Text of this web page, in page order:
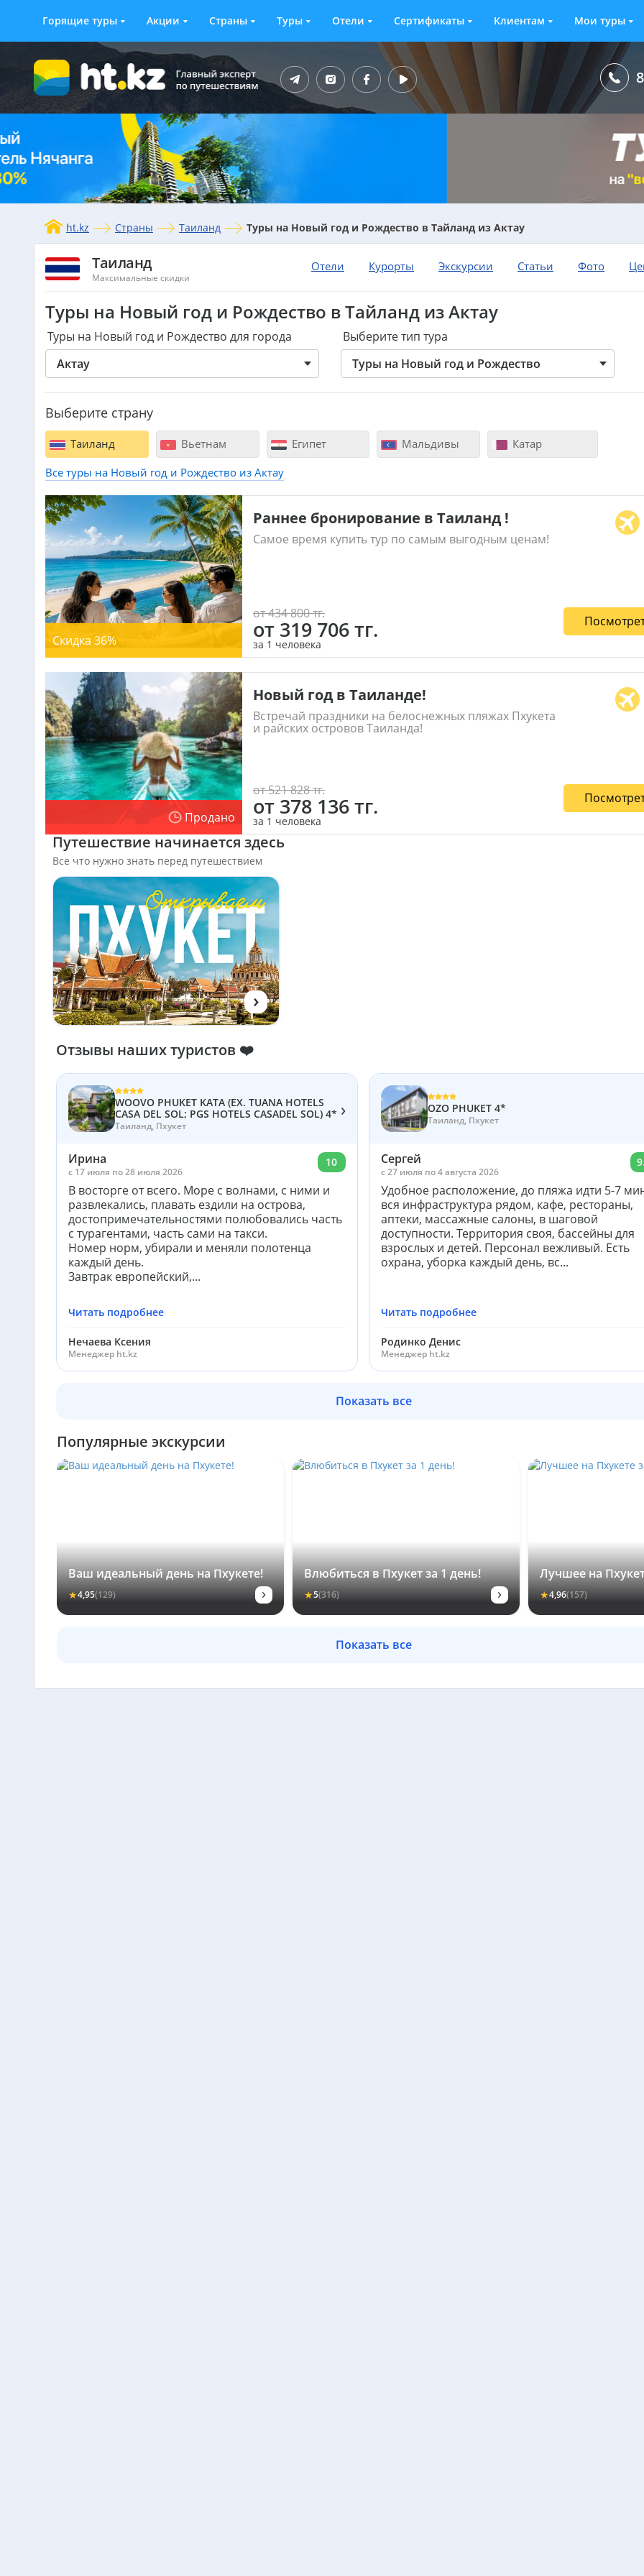
Горящие туры Акции Страны Туры Отели Сертификаты Клиентам Мои туры
ht.kz Страны Таиланд Туры на Новый год и Рождество в Тайланд из Актау
Отели Курорты Экскурсии Статьи Фото
Таиланд
Максимальные скидки
Туры на Новый год и Рождество в Тайланд из Актау
Туры на Новый год и Рождество для города
Актау
Выберите тип тура
Туры на Новый год и Рождество
Выберите страну
Таиланд Вьетнам Египет Мальдивы
Катар
Все туры на Новый год и Рождество из Актау
Скидка 36%
Раннее бронирование в Таиланд !
Самое время купить тур по самым выгодным ценам!
от 434 800 тг.
от 319 706 тг.
за 1 человека
Продано
Новый год в Таиланде!
Встречай праздники на белоснежных пляжах Пхукета
и райских островов Таиланда!
от 521 828 тг.
от 378 136 тг.
за 1 человека
Путешествие начинается здесь
Все что нужно знать перед путешествием
›
Отзывы наших туристов ❤️
WOOVO PHUKET KATA (EX. TUANA HOTELS
CASA DEL SOL; PGS HOTELS CASADEL SOL) 4*
Таиланд, Пхукет
›
Ирина
c 17 июля по 28 июля 2026
10
В восторге от всего. Море с волнами, с ними и
развлекались, плавать ездили на острова,
достопримечательностями полюбовались часть
с турагентами, часть сами на такси.
Номер норм, убирали и меняли полотенца
каждый день.
Завтрак европейский,...
Читать подробнее
Нечаева Ксения
Менеджер ht.kz
OZO PHUKET 4*
Таиланд, Пхукет
Сергей
c 27 июля по 4 августа 2026
Удобное расположение, до пляжа идти 5-7
вся инфраструктура рядом, кафе, рестораны,
аптеки, массажные салоны, в шаговой
доступности. Территория своя, бассейны для
взрослых и детей. Персонал вежливый. Есть
охрана, уборка каждый день, вс...
Читать подробнее
Родинко Денис
Менеджер ht.kz
Показать все
Популярные экскурсии
Ваш идеальный день на Пхукете!
★4,95(129) ›
Влюбиться в Пхукет за 1 день!
★5(316) ›
Лучшее на
★4,96(157)
Показать все